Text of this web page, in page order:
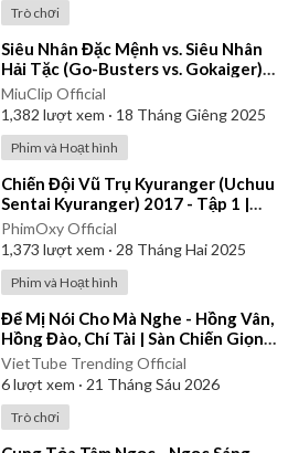
Trò chơi
⁣Siêu Nhân Đặc Mệnh vs. Siêu Nhân
Hải Tặc (Go-Busters vs. Gokaiger) |
Vietsub
MiuClip Official
1,382 lượt xem · 18 Tháng Giêng 2025
Phim và Hoạt hình
⁣Chiến Đội Vũ Trụ Kyuranger (Uchuu
Sentai Kyuranger) 2017 - Tập 1 |
Thuyết Minh
PhimOxy Official
1,373 lượt xem · 28 Tháng Hai 2025
Phim và Hoạt hình
⁣Để Mị Nói Cho Mà Nghe - Hồng Vân,
Hồng Đào, Chí Tài | Sàn Chiến Giọng
Hát - Tập 10
VietTube Trending Official
6lượt xem · 21 Tháng Sáu 2026
Trò chơi